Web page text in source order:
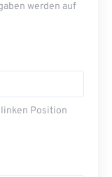
werden auf
Position